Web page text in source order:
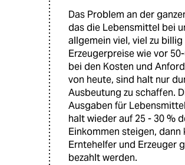
Das Problem an der
das die Lebensmittel bei
allgemein viel, viel zu billig
Erzeugerpreise wie vor
bei den Kosten und
von heute, sind halt nur
Ausbeutung zu schaffen.
Ausgaben für
halt wieder auf 25 - 30 %
Einkommen steigen, dann
Erntehelfer und Erzeuger
bezahlt werden.